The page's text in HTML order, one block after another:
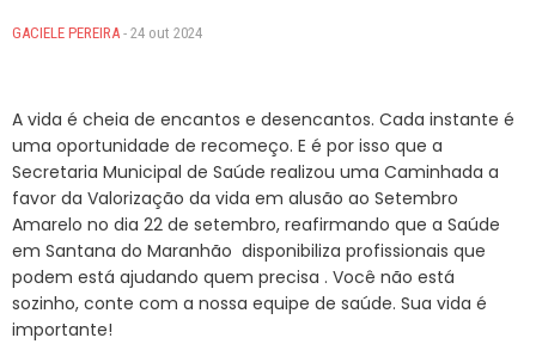
GACIELE PEREIRA - 24 out 2024
A vida é cheia de encantos e desencantos. Cada instante é
uma oportunidade de recomeço. E é por isso que a
Secretaria Municipal de Saúde realizou uma Caminhada a
favor da Valorização da vida em alusão ao Setembro
Amarelo no dia 22 de setembro, reafirmando que a Saúde
em Santana do Maranhão disponibiliza profissionais que
podem está ajudando quem precisa . Você não está
sozinho, conte com a nossa equipe de saúde. Sua vida é
importante!